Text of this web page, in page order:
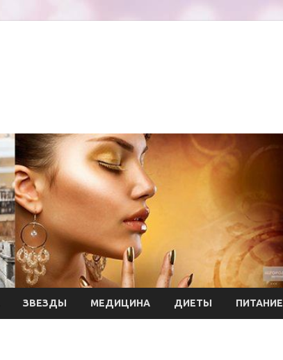
ЗВЕЗДЫ МЕДИЦИНА ДИЕТЫ ПИТАНИЕ